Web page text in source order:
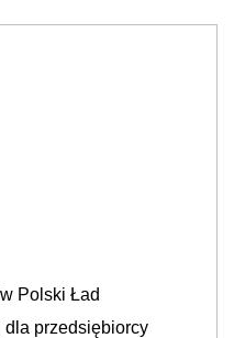
Polski Ład
dla przedsiębiorcy